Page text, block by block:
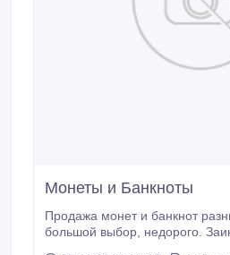
Монеты и Банкноты
Продажа монет и банкнот
большой выбор, недорого. Заинтересовались